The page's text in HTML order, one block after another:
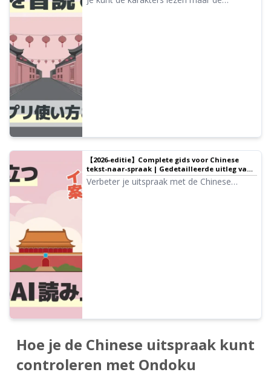
gebruik
【2026-editie】Complete gids voor Chinese
tekst-naar-spraak | Gedetailleerde uitleg van
uitspraakoefeningen tot inkomend toerisme
Verbeter je uitspraak met de Chinese
Hoe je de Chinese uitspraak kunt
controleren met Ondoku